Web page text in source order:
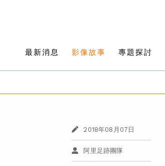
最新消息 影像故事 專題探討
2018年08月07日
阿里足跡團隊